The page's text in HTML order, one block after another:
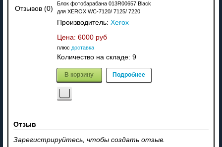
Отзывов (0)
Блок фотобарабана 013R00657 Black
для XEROX WC-7120/ 7125/ 7220
Производитель: Xerox
Цена: 6000 руб
плюс доставка
Количество на складе: 9
В корзину Подробнее
Отзыв
Зарегистрируйтесь, чтобы создать отзыв.